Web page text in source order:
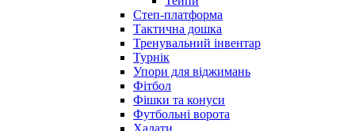
Степ-платформа
Тактична дошка
Тренувальний інвентар
Турнік
Упори для віджимань
Фітбол
Фішки та конуси
Футбольні ворота
Халати